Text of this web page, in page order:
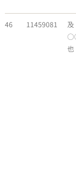
46 11459081
及
也